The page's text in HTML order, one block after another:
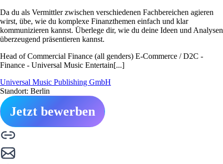
Da du als Vermittler zwischen verschiedenen Fachbereichen agieren
wirst, übe, wie du komplexe Finanzthemen einfach und klar
kommunizieren kannst. Überlege dir, wie du deine Ideen und Analysen
überzeugend präsentieren kannst.
Head of Commercial Finance (all genders) E-Commerce / D2C -
Finance - Universal Music Entertain[...]
Universal Music Publishing GmbH
Standort: Berlin
Jetzt bewerben